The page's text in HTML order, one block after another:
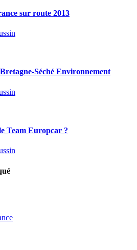
sur route 2013
Séché Environnement
Team Europcar ?